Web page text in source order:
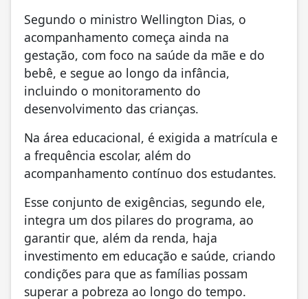
Segundo o ministro Wellington Dias, o
acompanhamento começa ainda na
gestação, com foco na saúde da mãe e do
bebê, e segue ao longo da infância,
incluindo o monitoramento do
desenvolvimento das crianças.
Na área educacional, é exigida a matrícula e
a frequência escolar, além do
acompanhamento contínuo dos estudantes.
Esse conjunto de exigências, segundo ele,
integra um dos pilares do programa, ao
garantir que, além da renda, haja
investimento em educação e saúde, criando
condições para que as famílias possam
superar a pobreza ao longo do tempo.